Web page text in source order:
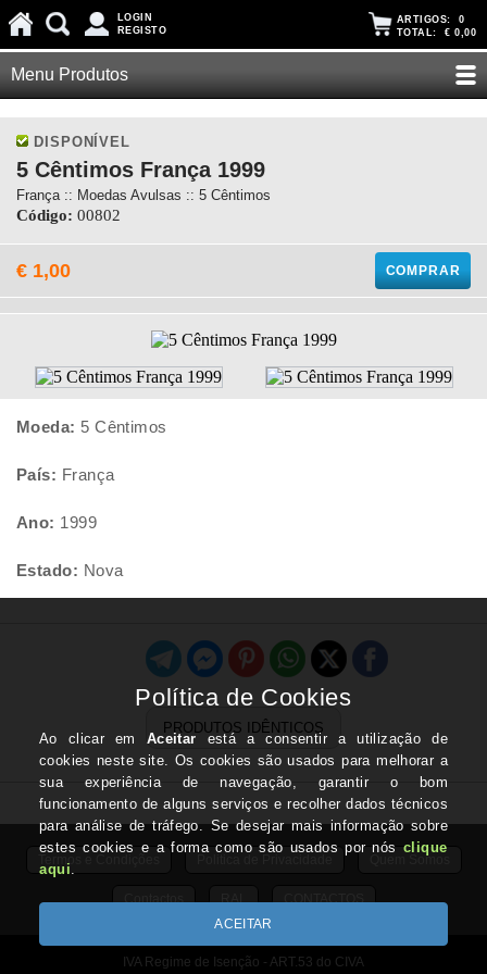
LOGIN
REGISTO
ARTIGOS: 0
TOTAL: € 0,00
Menu Produtos
DISPONÍVEL
5 Cêntimos França 1999
França :: Moedas Avulsas :: 5 Cêntimos
Código: 00802
€ 1,00 COMPRAR
Moeda: 5 Cêntimos
País: França
Ano: 1999
Estado: Nova
PRODUTOS IDÊNTICOS
Termos e Condições Quem Somos
Contactos RAL CONTACTOS
IVA Regime de Isenção - ART.53 do CIVA